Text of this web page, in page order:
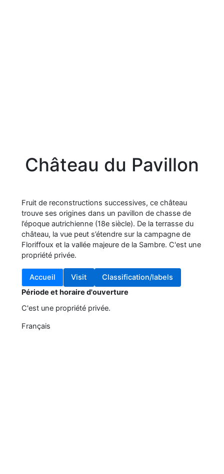
Château du Pavillon
Fruit de reconstructions successives, ce château
trouve ses origines dans un pavillon de chasse de
l’époque autrichienne (18e siècle). De la terrasse du
château, la vue peut s’étendre sur la campagne de
Floriffoux et la vallée majeure de la Sambre. C'est une
propriété privée.
Accueil Visit
Classification/labels
Période et horaire d'ouverture
C'est une propriété privée.
Français